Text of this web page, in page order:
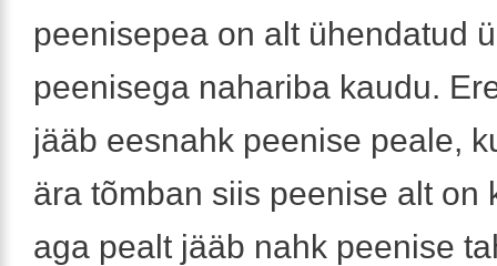
peenisepea on alt ühendatud
peenisega nahariba kaudu.
jääb eesnahk peenise peale,
ära tõmban siis peenise alt on
aga pealt jääb nahk peenise